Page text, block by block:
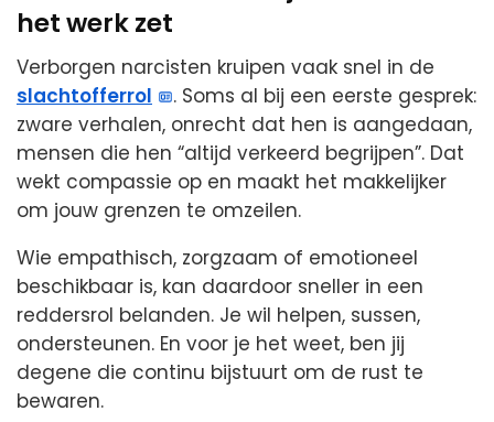
het werk zet
Verborgen narcisten kruipen vaak snel in de
slachtofferrol
. Soms al bij een eerste gesprek:
zware verhalen, onrecht dat hen is aangedaan,
mensen die hen “altijd verkeerd begrijpen”. Dat
wekt compassie op en maakt het makkelijker
om jouw grenzen te omzeilen.
Wie empathisch, zorgzaam of emotioneel
beschikbaar is, kan daardoor sneller in een
reddersrol belanden. Je wil helpen, sussen,
ondersteunen. En voor je het weet, ben jij
degene die continu bijstuurt om de rust te
bewaren.